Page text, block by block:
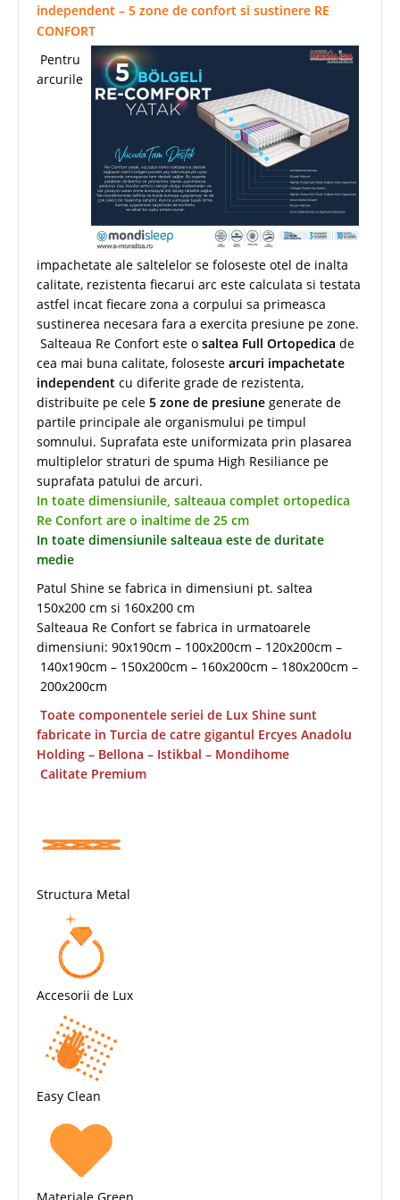
independent – 5 zone de confort si sustinere RE
CONFORT
Pentru
arcurile
impachetate ale saltelelor se foloseste otel de inalta
calitate, rezistenta fiecarui arc este calculata si testata
astfel incat fiecare zona a corpului sa primeasca
sustinerea necesara fara a exercita presiune pe zone.
Salteaua Re Confort este o saltea Full Ortopedica de
cea mai buna calitate, foloseste arcuri impachetate
independent cu diferite grade de rezistenta,
distribuite pe cele 5 zone de presiune generate de
partile principale ale organismului pe timpul
somnului. Suprafata este uniformizata prin plasarea
multiplelor straturi de spuma High Resiliance pe
suprafata patului de arcuri.
In toate dimensiunile, salteaua complet ortopedica
Re Confort are o inaltime de 25 cm
In toate dimensiunile salteaua este de duritate
medie
Patul Shine se fabrica in dimensiuni pt. saltea
150x200 cm si 160x200 cm
Salteaua Re Confort se fabrica in urmatoarele
dimensiuni: 90x190cm – 100x200cm – 120x200cm –
140x190cm – 150x200cm – 160x200cm – 180x200cm –
200x200cm
Toate componentele seriei de Lux Shine sunt
fabricate in Turcia de catre gigantul Ercyes Anadolu
Holding – Bellona – Istikbal – Mondihome
Calitate Premium
Structura Metal
Accesorii de Lux
Easy Clean
Materiale Green